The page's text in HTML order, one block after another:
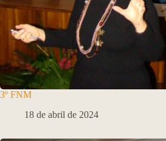
3º FNM
18 de abril de 2024